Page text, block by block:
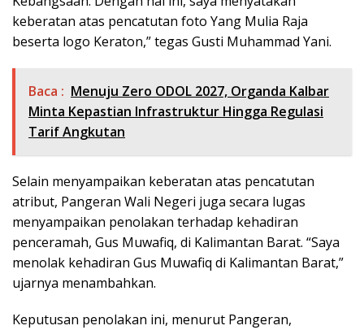
keberatan atas pencatutan foto Yang Mulia Raja
beserta logo Keraton,” tegas Gusti Muhammad Yani.
Baca : Menuju Zero ODOL 2027, Organda Kalbar
Minta Kepastian Infrastruktur Hingga Regulasi
Tarif Angkutan
Selain menyampaikan keberatan atas pencatutan
atribut, Pangeran Wali Negeri juga secara lugas
menyampaikan penolakan terhadap kehadiran
penceramah, Gus Muwafiq, di Kalimantan Barat. “Saya
menolak kehadiran Gus Muwafiq di Kalimantan Barat,”
ujarnya menambahkan.
Keputusan penolakan ini, menurut Pangeran,